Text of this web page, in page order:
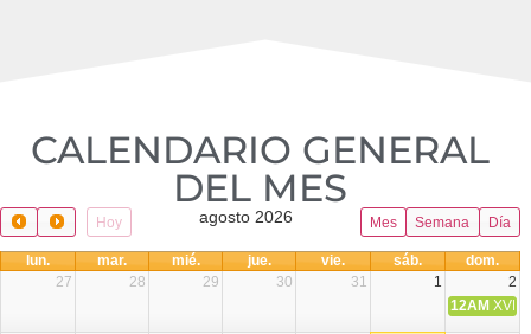
CALENDARIO GENERAL
DEL MES​
Hoy Mes Semana Día
agosto 2026
lun. mar. mié. jue. vie. sáb.
dom.
27
28 29 30 31 1
2
12AM XVIII